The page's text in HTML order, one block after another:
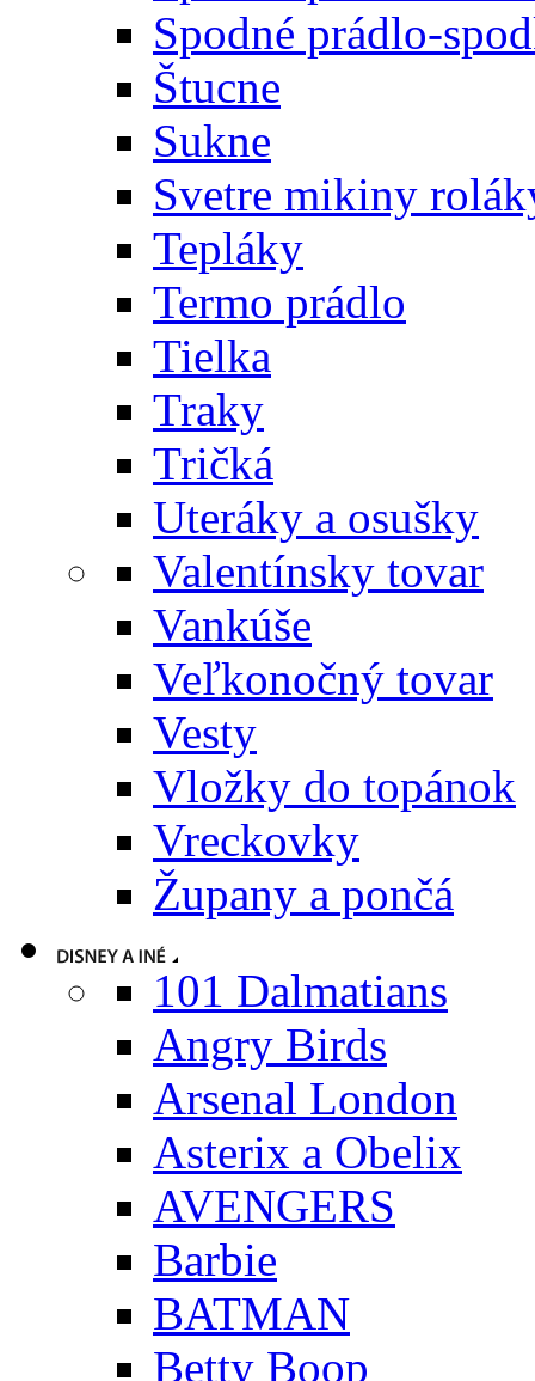
Spodné prádlo-
Štucne
Sukne
Svetre mikiny
Tepláky
Termo prádlo
Tielka
Traky
Tričká
Uteráky a osušky
Valentínsky tovar
Vankúše
Veľkonočný tovar
Vesty
Vložky do topánok
Vreckovky
Župany a pončá
101 Dalmatians
Angry Birds
Arsenal London
Asterix a Obelix
AVENGERS
Barbie
BATMAN
Betty Boop